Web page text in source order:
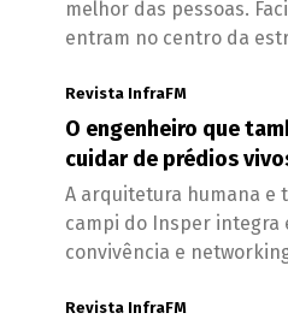
melhor das pessoas.
entram no centro da
Revista InfraFM
O engenheiro que
cuidar de prédios
A arquitetura humana e
campi do Insper integra
convivência e
Revista InfraFM